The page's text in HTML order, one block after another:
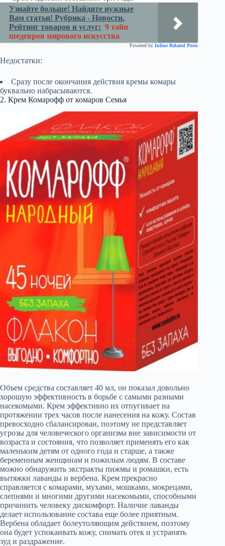
Узнайте больше! Найдите нужные
Вам статьи! Рубрика - Новости.
Рейтинг товаров и услуг: 9 тайн
шедевров мирового искусства
Powered by Inline Related Posts
Недостатки:
Сразу после окончания действия кремы комары
буквально набрасываются.
2. Крем Комарофф от комаров Семья
Объем средства составляет 40 мл, он показал довольно
хорошую эффективность в борьбе с самыми разными
насекомыми. Крем эффективно их отпугивает на
протяжении трех часов после нанесения на кожу. Состав
превосходно сбалансирован, поэтому не представляет
угрозы для человеческого организма вне зависимости от
возраста и состояния, что позволяет применять его как
маленьким детям от одного года и старше, а также
беременным женщинам и пожилым людям. В составе
можно обнаружить экстракты пижмы и ромашки, есть
вытяжки лаванды и вербена. Крем прекрасно
справляется с комарами, мухами, мошками, мокрецами,
слепнями и многими другими насекомыми, способными
причинить человеку дискомфорт. Наличие лаванды
делает использование состава еще более приятным.
Вербена обладает болеутоляющим действием, поэтому
она будет успокаивать кожу, снимать отек и устранять
зуд и раздражение.